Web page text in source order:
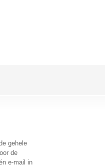
gehele
de
e-mail in